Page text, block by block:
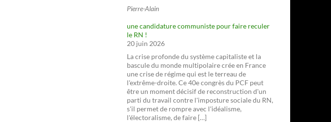
Pierre-Alain
une candidature communiste pour faire reculer
le RN !
20 juin 2026
La crise profonde du système capitaliste et la
bascule du monde multipolaire crée en France
une crise de régime qui est le terreau de
l'extrême-droite. Ce 40e congrès du PCF peut
être un moment décisif de reconstruction d'un
parti du travail contre l'imposture sociale du RN,
s'il permet de rompre avec l'idéalisme,
l'électoralisme, de faire […]